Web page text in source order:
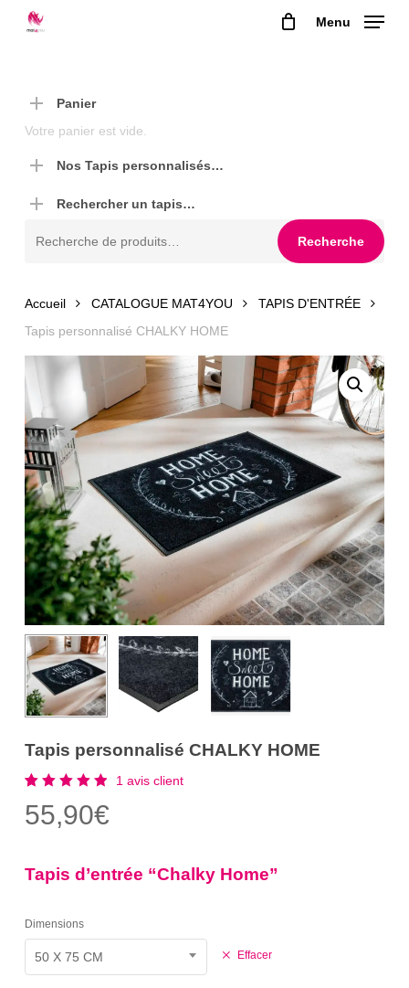
Menu
Panier
Votre panier est vide.
Nos Tapis personnalisés…
Rechercher un tapis…
Recherche
Accueil CATALOGUE MAT4YOU
TAPIS D'ENTRÉE
Tapis personnalisé CHALKY HOME
Tapis personnalisé CHALKY HOME
5.00
sur 5
client
1 avis client
55,90€
Tapis d’entrée “Chalky Home”
Dimensions
50 X 75 CM Effacer